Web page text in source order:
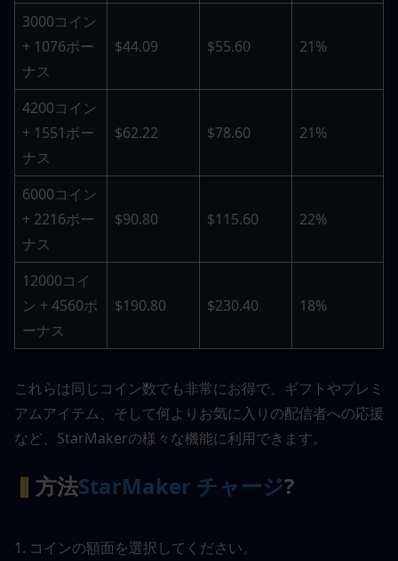
3000コイン
+ 1076ボー
ナス
$44.09 $55.60 21%
4200コイン
+ 1551ボー
ナス
$62.22 $78.60 21%
6000コイン
+ 2216ボー
ナス
$90.80 $115.60 22%
12000コイ
ン + 4560ボ
ーナス
$190.80 $230.40 18%
これらは同じコイン数でも非常にお得で、ギフトやプレミ
アムアイテム、そして何よりお気に入りの配信者への応援
など、StarMakerの様々な機能に利用できます。
▍ 方法StarMaker チャージ?
1. コインの額面を選択してください。